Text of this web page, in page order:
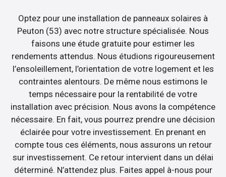
Optez pour une installation de panneaux solaires à
Peuton (53) avec notre structure spécialisée. Nous
faisons une étude gratuite pour estimer les
rendements attendus. Nous étudions rigoureusement
l’ensoleillement, l’orientation de votre logement et les
contraintes alentours. De même nous estimons le
temps nécessaire pour la rentabilité de votre
installation avec précision. Nous avons la compétence
nécessaire. En fait, vous pourrez prendre une décision
éclairée pour votre investissement. En prenant en
compte tous ces éléments, nous assurons un retour
sur investissement. Ce retour intervient dans un délai
déterminé. N’attendez plus. Faites appel à-nous pour